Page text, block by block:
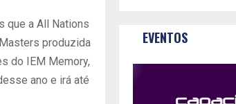
que a All Nations
produzida
do IEM Memory,
ano e irá até
EVENTOS